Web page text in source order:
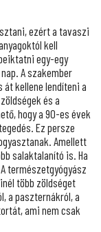
ezért a tavaszi
kell
egy-egy
A szakember
kellene lendíteni a
és a
hogy a 90-es évek
Ez persze
Amellett
salaktalanító is. Ha
természetgyógyász
több zöldséget
a paszternákról, a
ami nem csak